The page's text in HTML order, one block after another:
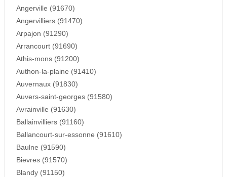
Angerville (91670)
Angervilliers (91470)
Arpajon (91290)
Arrancourt (91690)
Athis-mons (91200)
Authon-la-plaine (91410)
Auvernaux (91830)
Auvers-saint-georges (91580)
Avrainville (91630)
Ballainvilliers (91160)
Ballancourt-sur-essonne (91610)
Baulne (91590)
Bievres (91570)
Blandy (91150)